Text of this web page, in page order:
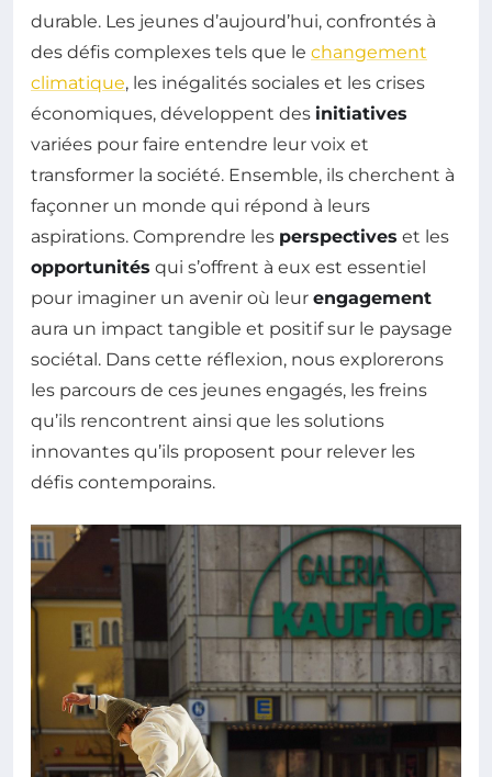
durable. Les jeunes d’aujourd’hui, confrontés à
des défis complexes tels que le changement
climatique, les inégalités sociales et les crises
économiques, développent des initiatives
variées pour faire entendre leur voix et
transformer la société. Ensemble, ils cherchent à
façonner un monde qui répond à leurs
aspirations. Comprendre les perspectives et les
opportunités qui s’offrent à eux est essentiel
pour imaginer un avenir où leur engagement
aura un impact tangible et positif sur le paysage
sociétal. Dans cette réflexion, nous explorerons
les parcours de ces jeunes engagés, les freins
qu’ils rencontrent ainsi que les solutions
innovantes qu’ils proposent pour relever les
défis contemporains.